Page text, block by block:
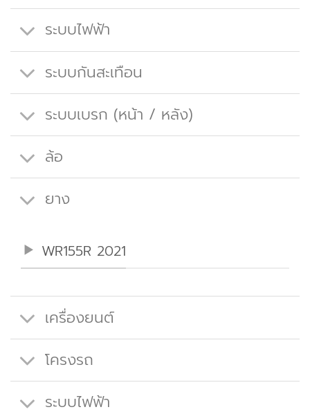
ระบบไฟฟ้า
ระบบกันสะเทือน
ระบบเบรก (หน้า / หลัง)
ล้อ
ยาง
WR155R 2021
เครื่องยนต์
โครงรถ
ระบบไฟฟ้า